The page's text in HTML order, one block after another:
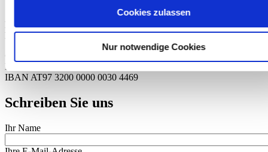
Cookies zulassen
Nur notwendige Cookies
Nächstenliebe Weltweit
Bank für Sozialwirtschaft
DE08 3702 0500 0007 7887 00
Österreich
Raiffeisenlandesbank NÖ-Wien AG
IBAN AT97 3200 0000 0030 4469
Schreiben Sie uns
Ihr Name